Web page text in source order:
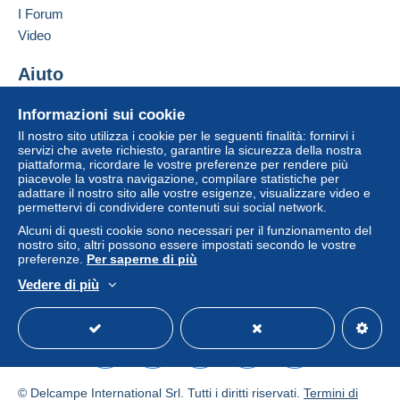
pagamento integrato nel sito
dell'acquirente.
clausole relative al pagamento, queste sono da
considerarsi nulle e non dovute. Le condizioni di
pagamento del sito Delcampe, definite nelle
condizioni d'uso, sono le uniche applicabili.
Gli acquisti devono essere pagati entro14 giorni
venditore.
Garanzia:
Diritto di recesso
dell'acquirente.
Per conoscere i termini per il reso e per il rimborso
consulta la Carta Delcampe
Cher client,
Aggiungere questo venditore ai preferiti
Informazioni sui cookie
Il nostro sito utilizza i cookie per le seguenti finalità: fornirvi i
servizi che avete richiesto, garantire la sicurezza della nostra
piattaforma, ricordare le vostre preferenze per rendere più
piacevole la vostra navigazione, compilare statistiche per
adattare il nostro sito alle vostre esigenze, visualizzare video e
permettervi di condividere contenuti sui social network.
Alcuni di questi cookie sono necessari per il funzionamento del
nostro sito, altri possono essere impostati secondo le vostre
preferenze. Per saperne di più
Vedere di più
I Forum
Video
Aiuto
Acquistare su Delcampe
Vendere su Delcampe
Un sito sicuro
© Delcampe International Srl. Tutti i diritti riservati. Termini di